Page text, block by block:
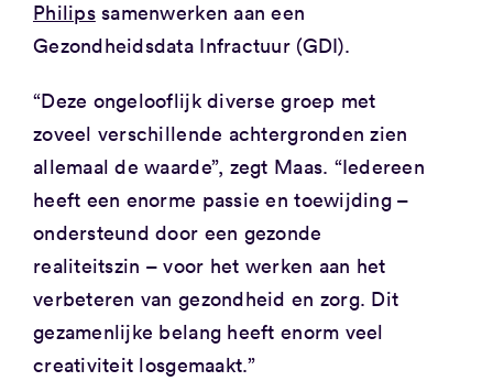
Philipssamenwerken aan een
Gezondheidsdata Infractuur (GDI).
“Deze ongelooflijk diverse groep met
zoveel verschillende achtergronden zien
allemaal de waarde”, zegt Maas. “Iedereen
heeft een enorme passie en toewijding –
ondersteund door een gezonde
realiteitszin – voor het werken aan het
verbeteren van gezondheid en zorg. Dit
gezamenlijke belang heeft enorm veel
creativiteit losgemaakt.”